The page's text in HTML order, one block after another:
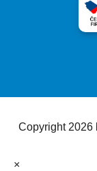
Copyright 2026
×